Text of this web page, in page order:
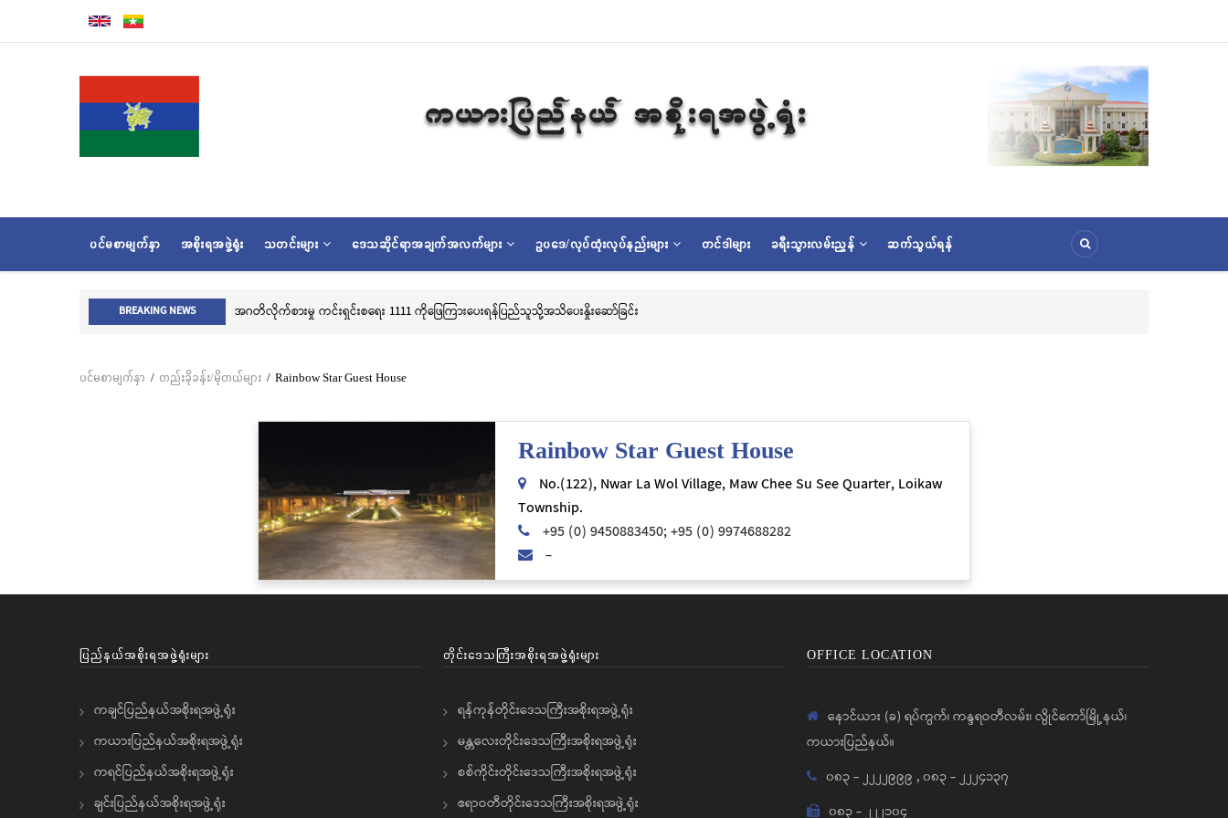
MAIN
NAVIGATION
ပင်မစာမျက်နှာ အစိုးရအဖွဲ့ရုံး သတင်းများ ဒေသဆိုင်ရာအချက်အလက်များ ဥပဒေ/လုပ်ထုံးလုပ်နည်းများ တင်ဒါများ ခရီးသွားလမ်းညွှန် ဆက်သွယ်ရန်
BREAKING NEWS အဂတိလိုက်စားမှု ကင်းရှင်းစရေး 1111 ကိုဖြေကြားပေးရန်ပြည်သူသို့အသိပေးနှိုးဆော်ခြင်း
Breadcrumb
ပင်မစာမျက်နှာ / တည်းခိုခန်း/မိုတယ်များ / Rainbow Star Guest House
Rainbow Star Guest House
No.(122), Nwar La Wol Village, Maw Chee Su See Quarter, Loikaw
Township.
+95 (0) 9450883450; +95 (0) 9974688282
-
ပြည်နယ်အစိုးရအဖွဲ့ရုံးများ
ကချင်ပြည်နယ်အစိုးရအဖွဲ့ရုံး
ကယားပြည်နယ်အစိုးရအဖွဲ့ရုံး
ကရင်ပြည်နယ်အစိုးရအဖွဲ့ရုံး
ချင်းပြည်နယ်အစိုးရအဖွဲ့ရုံး
တိုင်းဒေသကြီးအစိုးရအဖွဲ့ရုံးများ
ရန်ကုန်တိုင်းဒေသကြီးအစိုးရအဖွဲ့ရုံး
မန္တလေးတိုင်းဒေသကြီးအစိုးရအဖွဲ့ရုံး
စစ်ကိုင်းတိုင်းဒေသကြီးအစိုးရအဖွဲ့ရုံး
ဧရာဝတီတိုင်းဒေသကြီးအစိုးရအဖွဲ့ရုံး
OFFICE LOCATION
နောင်ယား (ခ) ရပ်ကွက်၊ ကန္ဒရဝတီလမ်း၊ လွိုင်ကော်မြို့နယ်၊
ကယားပြည်နယ်။
၀၈၃ - ၂၂၂၂၉၉၉ ,၀၈၃ - ၂၂၂၄၁၃၇
၀၈၃ - ၂၂၂၁၀၄